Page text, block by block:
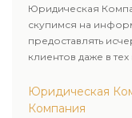
Юридическая
скупимся на
предоставлять
клиентов даже в
пользовались
Юридическая
Компания